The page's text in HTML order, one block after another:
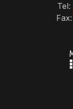
Tel: